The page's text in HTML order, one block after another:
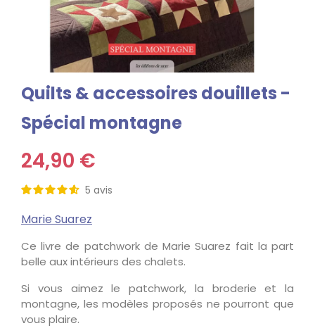
Quilts & accessoires douillets -
Spécial montagne
24,90 €
5 avis
Marie Suarez
Ce livre de patchwork de Marie Suarez fait la part
belle aux intérieurs des chalets.
Si vous aimez le patchwork, la broderie et la
montagne, les modèles proposés ne pourront que
vous plaire.